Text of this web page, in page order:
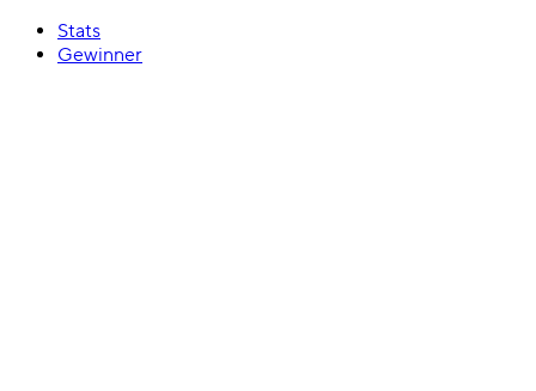
Stats
Gewinner